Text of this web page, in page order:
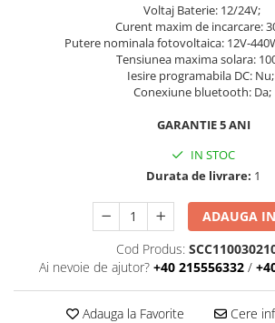
Cleme structura sigle/speed Rail
Structura SingleRail
Produse resigilate
Voltaj Baterie: 12/24V;
Curent maxim de incarcare:
Putere nominala fotovoltaica: 12V-
Tensiunea maxima solara:
Iesire programabila DC: Nu;
Conexiune bluetooth: Da;
GARANTIE 5 ANI
IN STOC
Durata de livrare: 1
ADAUGA
Cod Produs:
Ai nevoie de ajutor? +40 215556332 /
Adauga la Favorite Cere